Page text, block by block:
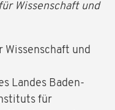
Wissenschaft und
und
Landes Baden-
für